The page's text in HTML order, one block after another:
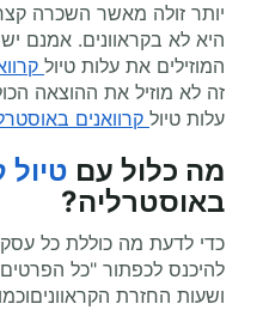
יותר זולה מאשר השכרה
היא לא בקראוונים. אמנם
המוזילים את עלות טיול
זה לא מוזיל את ההוצאה
עלות טיול קרוואנים
מה כלול עם טיול
באוסטרליה?
כדי לדעת מה כוללת כל
להיכנס לכפתור "כל
ושעות החזרת